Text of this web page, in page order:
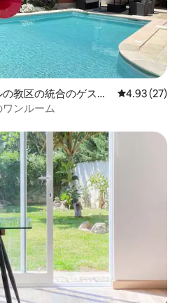
教区の統合のゲスト
レビュー27
4.93 (27)
ンルーム